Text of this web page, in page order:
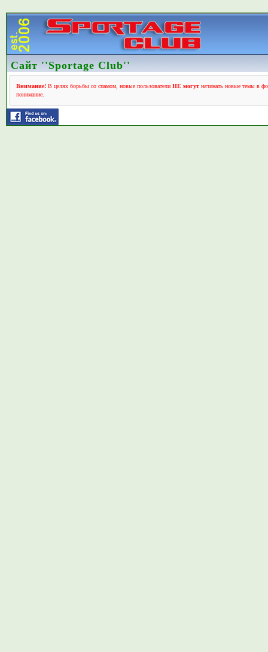
Сайт ''Sportage Club''
Внимание!В целях борьбы со спамом, новые пользователи НЕ могутначинать новые темы в
понимание.